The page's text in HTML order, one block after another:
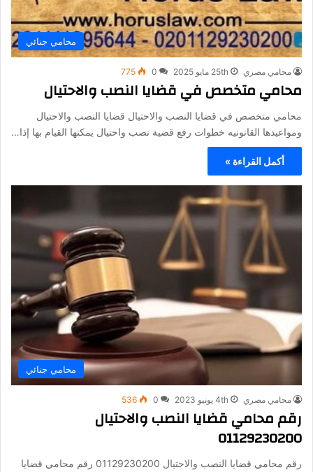
محامي جنائي
محامي مصري 25th مايو 2025 0
775
محامي متخصص في قضايا النصب والاحتيال
محامي متخصص في قضايا النصب والاحتيال قضايا النصب والاحتيال
ومواعيدها القانونيه خطوات رفع قضية نصب واحتيال يمكنها القيام بها إذا…
أكمل القراءة »
محامي جنائي
محامي مصري 4th يونيو 2023 0
536
رقم محامي قضايا النصب والاحتيال
01129230200
رقم محامي قضايا النصب والاحتيال 01129230200 رقم محامي قضايا